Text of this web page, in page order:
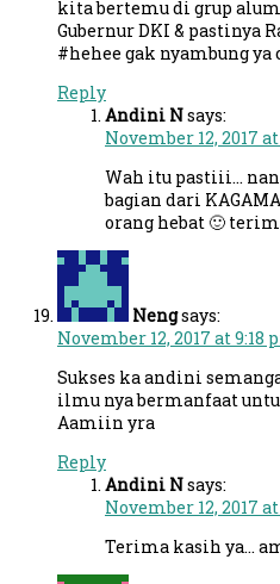
kita bertemu di grup
Gubernur DKI & pastinya
#hehee gak nyambung ya
Reply
Andini Nsays:
November 12, 2017
Wah itu pastiii…
bagian dari
orang hebat 🙂
Nengsays:
November 12, 2017 at 9:18
Sukses ka andini
ilmu nya bermanfaat
Aamiin yra
Reply
Andini Nsays:
November 12, 2017
Terima kasih ya…